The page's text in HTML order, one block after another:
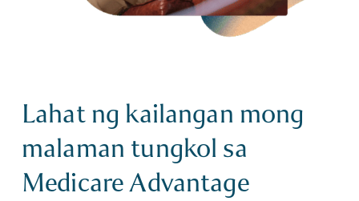
Lahat ng kailangan mong
malaman tungkol sa
Medicare Advantage